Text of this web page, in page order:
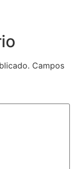
Campos